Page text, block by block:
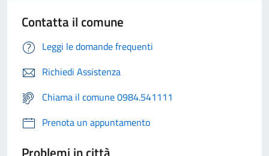
Contatta il comune
Leggi le domande frequenti
Richiedi Assistenza
Chiama il comune 0984.541111
Prenota un appuntamento